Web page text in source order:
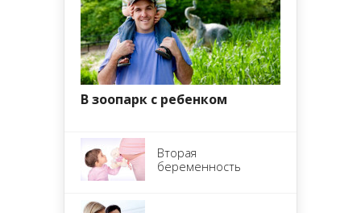
В зоопарк с ребенком
Вторая
беременность